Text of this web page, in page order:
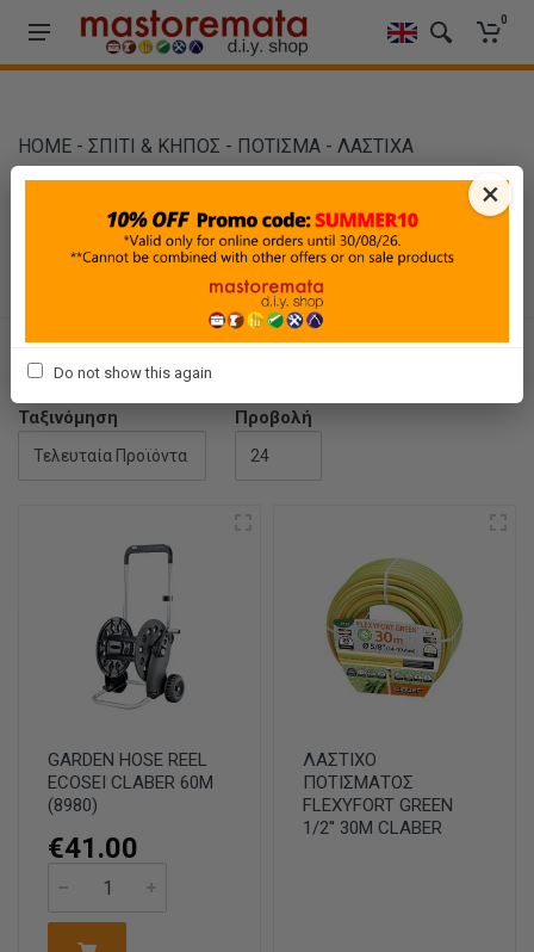
0
HOME - ΣΠΙΤΙ & ΚΗΠΟΣ - ΠΟΤΙΣΜΑ - ΛΑΣΤΙΧΑ
ΠΟΤΙΣΜΑΤΟΣ & ΚΑΡΟΥΛΙΑ
ΛΑΣΤΙΧΑ ΠΟΤΙΣΜΑΤΟΣ &
ΚΑΡΟΥΛΙΑ
Ταξινόμηση Προβολή
GARDEN HOSE REEL
ECOSEI CLABER 60M
(8980)
€41.00
ΛΑΣΤΙΧΟ
ΠΟΤΙΣΜΑΤΟΣ
FLEXYFORT GREEN
1/2'' 30Μ CLABER
×
Do not show this again